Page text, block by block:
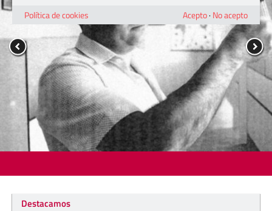
Destacamos
Política de cookies
Acepto· No acepto